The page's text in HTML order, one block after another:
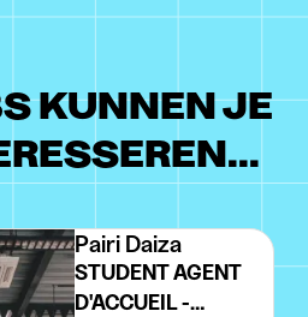
KUNNEN JE
Pairi Daiza
STUDENT AGENT
D'ACCUEIL -